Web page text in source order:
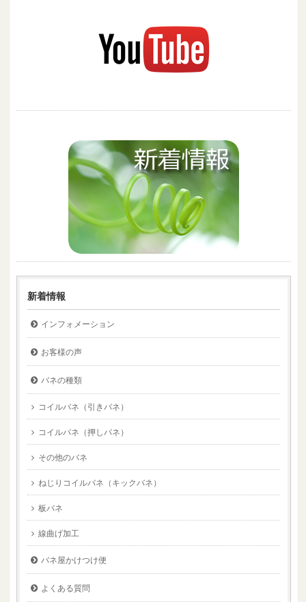
新着情報
インフォメーション
お客様の声
バネの種類
コイルバネ（引きバネ）
コイルバネ（押しバネ）
その他のバネ
ねじりコイルバネ（キックバネ）
板バネ
線曲げ加工
バネ屋かけつけ便
よくある質問